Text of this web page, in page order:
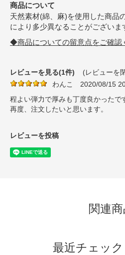
商品について
天然素材(綿、麻)を使用した商品
により多少異なることがございま
◆商品についての留意点をご確認
レビューを見る(1件) (レビューを
わんこ
2020/08/15
程よい弾力で厚みも丁度良かったで
再度、注文したいと思います。
レビューを投稿
関連
最近チェッ